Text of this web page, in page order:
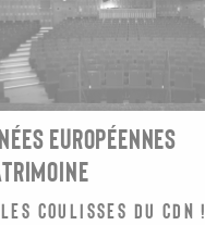
EUROPÉENNES
coulisses du CDN !